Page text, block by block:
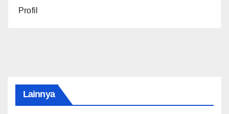
Profil
Lainnya